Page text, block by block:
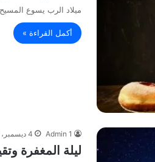
ميلاد الرب يسوع المسيح
أكمل القراءة »
Admin 1 4 ديسمبر، 2021
ليلة المغفرة